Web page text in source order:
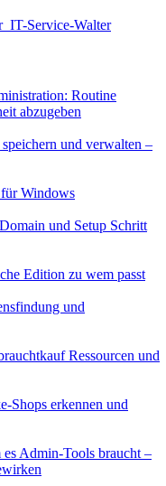
Routine
abzugeben
und verwalten –
Windows
und Setup Schritt
Edition zu wem passt
und
Ressourcen und
Shops erkennen und
Admin-Tools braucht –